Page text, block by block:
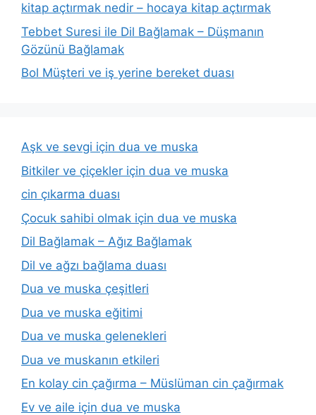
kitap açtırmak nedir – hocaya kitap açtırmak
Tebbet Suresi ile Dil Bağlamak – Düşmanın
Gözünü Bağlamak
Bol Müşteri ve iş yerine bereket duası
Aşk ve sevgi için dua ve muska
Bitkiler ve çiçekler için dua ve muska
cin çıkarma duası
Çocuk sahibi olmak için dua ve muska
Dil Bağlamak – Ağız Bağlamak
Dil ve ağzı bağlama duası
Dua ve muska çeşitleri
Dua ve muska eğitimi
Dua ve muska gelenekleri
Dua ve muskanın etkileri
En kolay cin çağırma – Müslüman cin çağırmak
Ev ve aile için dua ve muska